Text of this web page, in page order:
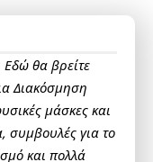
θα βρείτε
Διακόσμηση
μάσκες και
συμβουλές για το
και πολλά